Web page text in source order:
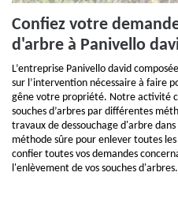
Confiez votre
d'arbre à Panivello
L’entreprise Panivello david
sur l’intervention nécessaire à faire
gêne votre propriété. Notre activité
souches d’arbres par différentes
travaux de dessouchage d'arbre
méthode sûre pour enlever toutes
confier toutes vos demandes
l'enlèvement de vos souches d'arbres.